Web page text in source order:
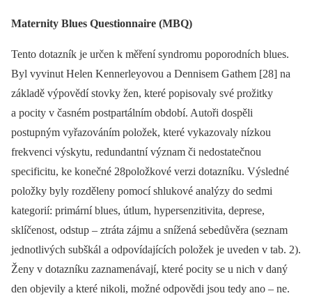
Maternity Blues Questionnaire (MBQ)
Tento dotazník je určen k měření syndromu poporodních blues.
Byl vyvinut Helen Kennerleyovou a Dennisem Gathem [28] na
základě výpovědí stovky žen, které popisovaly své prožitky
a pocity v časném postpartálním období. Autoři dospěli
postupným vyřazováním položek, které vykazovaly nízkou
frekvenci výskytu, redundantní význam či nedostatečnou
specificitu, ke konečné 28položkové verzi dotazníku. Výsledné
položky byly rozděleny pomocí shlukové analýzy do sedmi
kategorií: primární blues, útlum, hypersenzitivita, deprese,
sklíčenost, odstup –⁠ ztráta zájmu a snížená sebedůvěra (seznam
jednotlivých subškál a odpovídajících položek je uveden v tab. 2).
Ženy v dotazníku zaznamenávají, které pocity se u nich v daný
den objevily a které nikoli, možné odpovědi jsou tedy ano –⁠ ne.